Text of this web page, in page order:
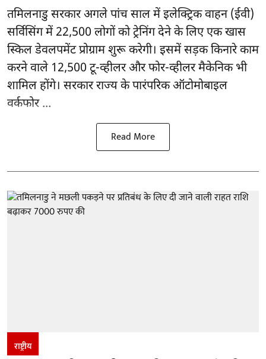
तमिलनाडु सरकारअगले पांच साल में इलेक्ट्रिक वाहन (ईवी)
सर्विसिंग में 22,500 लोगों को ट्रेनिंग देने के लिए एक खास
स्किल डेवलपमेंट प्रोग्राम शुरू करेगी। इसमें सड़क किनारे काम
करने वाले 12,500 टू-व्हीलर और फोर-व्हीलर मैकेनिक भी
शामिल होंगे। सरकार राज्य के पारंपरिक ऑटोमोबाइल
वर्कफोर ...
Read More
राष्ट्रीय